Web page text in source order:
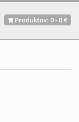
Produktov: 0-0 €